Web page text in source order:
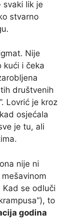
svaki lik je
stvarno
Nije
kući i čeka
društvenih
Lovrić je kroz
osjećala
je tu, ali
nije ni
se odluči
to
godina